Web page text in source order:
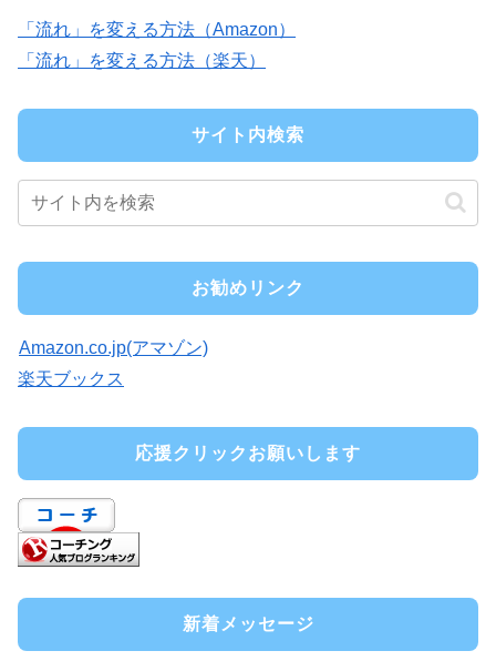
「流れ」を変える方法（Amazon）
「流れ」を変える方法（楽天）
サイト内検索
お勧めリンク
Amazon.co.jp(アマゾン)
楽天ブックス
応援クリックお願いします
新着メッセージ